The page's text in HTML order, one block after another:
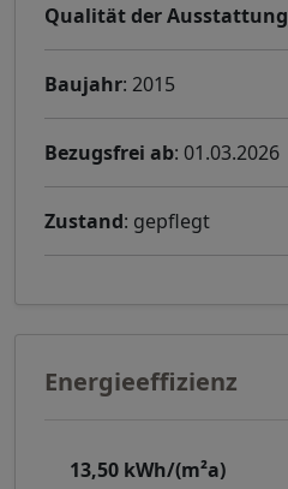
Qualität der Ausstattung
Baujahr: 2015
Bezugsfrei ab: 01.03.2026
Zustand: gepflegt
Energieeffizienz
13,50 kWh/(m²a)